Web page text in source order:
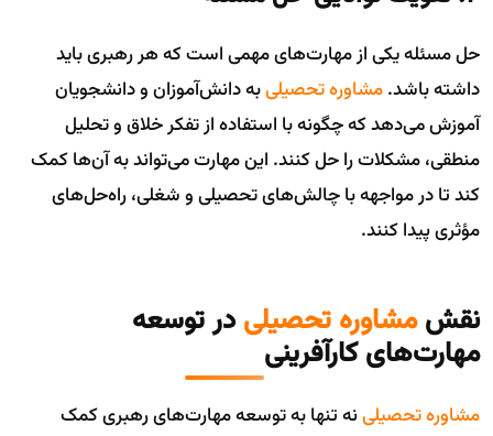
حل مسئله یکی از مهارت‌های مهمی است که هر رهبری باید
داشته باشد.مشاوره تحصیلیبه دانش‌آموزان و دانشجویان
آموزش می‌دهد که چگونه با استفاده از تفکر خلاق و تحلیل
منطقی، مشکلات را حل کنند. این مهارت می‌تواند به آن‌ها کمک
کند تا در مواجهه با چالش‌های تحصیلی و شغلی، راه‌حل‌های
مؤثری پیدا کنند.
نقشمشاوره تحصیلیدر توسعه
مهارت‌های کارآفرینی
مشاوره تحصیلینه تنها به توسعه مهارت‌های رهبری کمک